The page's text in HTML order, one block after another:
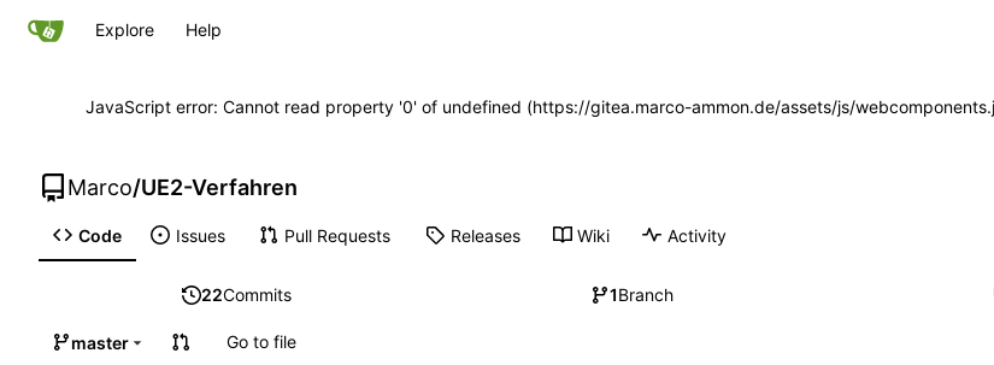
Explore Help
JavaScript error: Cannot read property '0' of undefined (https://gitea.marco-ammon.de/assets/js/
Marco/UE2-Verfahren
Code Issues Pull Requests Releases Wiki Activity
22Commits 1Branch
master Go to file